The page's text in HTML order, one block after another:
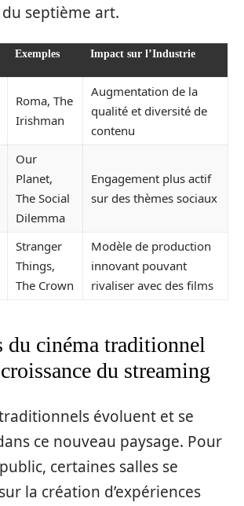
septième art.
Exemples Impact sur l’Industrie
Roma, The
Irishman
Augmentation de la
qualité et diversité de
contenu
Our
Planet,
The Social
Dilemma
Engagement plus actif
sur des thèmes sociaux
Stranger
Things,
The Crown
Modèle de production
innovant pouvant
rivaliser avec des films
du cinéma traditionnel
du streaming
évoluent et se
ce nouveau paysage. Pour
certaines salles se
la création d’expériences